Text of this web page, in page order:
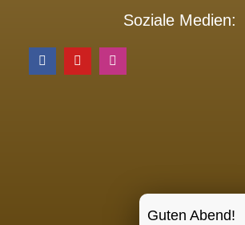
Guten Abend!
Soziale Medien: